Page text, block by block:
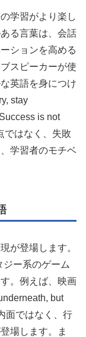
学習がより楽し
る言葉は、会話
ションを高める
スピーカーが使
英語を身につけ
stay
is not
ではなく、失敗
学習者のモチベ
が登場します。
ー系のゲーム
。例えば、映画
but
面ではなく、行
場します。ま